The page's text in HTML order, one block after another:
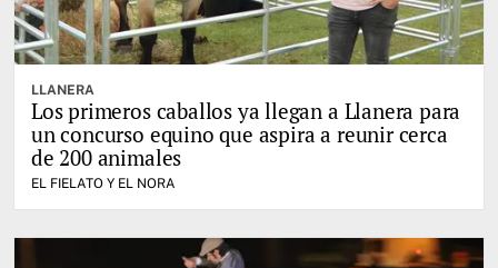
LLANERA
Los primeros caballos ya llegan a Llanera para
un concurso equino que aspira a reunir cerca
de 200 animales
EL FIELATO Y EL NORA